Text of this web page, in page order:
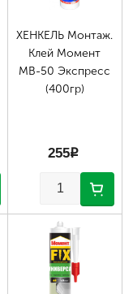
ХЕНКЕЛЬ Монтаж.
Клей Момент
МВ-50 Экспресс
(400гр)
255p